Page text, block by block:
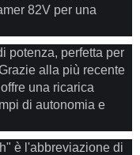
82V per una
potenza, perfetta per
alla più recente
una ricarica
di autonomia e
è l'abbreviazione di